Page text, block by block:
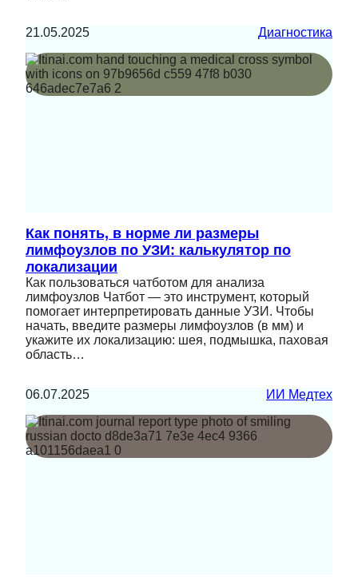
21.05.2025 Диагностика
Как понять, в норме ли размеры
лимфоузлов по УЗИ: калькулятор по
локализации
Как пользоваться чатботом для анализа
лимфоузлов Чатбот — это инструмент, который
помогает интерпретировать данные УЗИ. Чтобы
начать, введите размеры лимфоузлов (в мм) и
укажите их локализацию: шея, подмышка, паховая
область…
06.07.2025 ИИ Медтех